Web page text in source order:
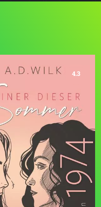
4.3